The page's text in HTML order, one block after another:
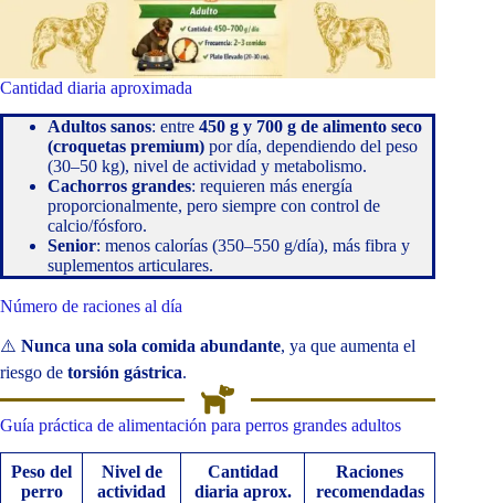
Cantidad diaria aproximada
Adultos sanos: entre 450 g y 700 g de alimento seco
(croquetas premium) por día, dependiendo del peso
(30–50 kg), nivel de actividad y metabolismo.
Cachorros grandes: requieren más energía
proporcionalmente, pero siempre con control de
calcio/fósforo.
Senior: menos calorías (350–550 g/día), más fibra y
suplementos articulares.
Número de raciones al día
⚠️ Nunca una sola comida abundante, ya que aumenta el
riesgo de torsión gástrica.
Guía práctica de alimentación para perros grandes adultos
Peso del
perro
Nivel de
actividad
Cantidad
diaria aprox.
Raciones
recomendadas